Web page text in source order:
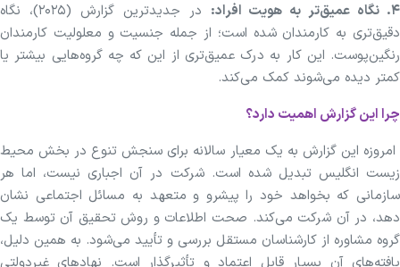
۴. نگاه عمیق‌تر به هویت افراد:
در جدیدترین گزارش (۲۰۲۵)، نگاه
دقیق‌تری به کارمندان شده است؛ از جمله جنسیت و معلولیت کارمندان
رنگین‌پوست. این کار به درک عمیق‌تری از این که چه گروه‌هایی بیشتر یا
کمتر دیده می‌شوند کمک می‌کند.
چرا این گزارش اهمیت دارد؟
امروزه این گزارش به یک معیار سالانه برای سنجش تنوع در بخش محیط
زیست انگلیس تبدیل شده است. شرکت در آن اجباری نیست، اما هر
سازمانی که بخواهد خود را پیشرو و متعهد به مسائل اجتماعی نشان
دهد، در آن شرکت می‌کند. صحت اطلاعات و روش تحقیق آن توسط یک
گروه مشاوره از کارشناسان مستقل بررسی و تأیید می‌شود. به همین دلیل،